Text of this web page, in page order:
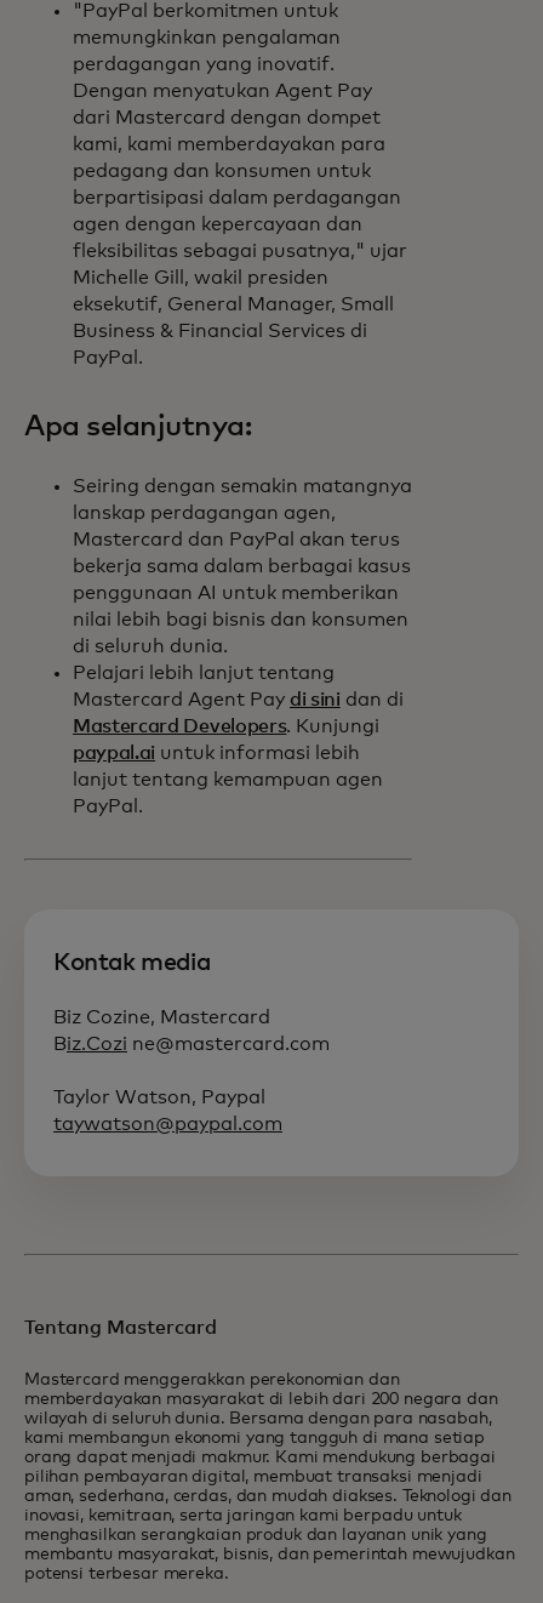
"PayPal berkomitmen untuk
memungkinkan pengalaman
perdagangan yang inovatif.
Dengan menyatukan Agent Pay
dari Mastercard dengan dompet
kami, kami memberdayakan para
pedagang dan konsumen untuk
berpartisipasi dalam perdagangan
agen dengan kepercayaan dan
fleksibilitas sebagai pusatnya," ujar
Michelle Gill, wakil presiden
eksekutif, General Manager, Small
Business & Financial Services di
PayPal.
Apa selanjutnya:
Seiring dengan semakin matangnya
lanskap perdagangan agen,
Mastercard dan PayPal akan terus
bekerja sama dalam berbagai kasus
penggunaan AI untuk memberikan
nilai lebih bagi bisnis dan konsumen
di seluruh dunia.
Pelajari lebih lanjut tentang
Mastercard Agent Pay di sini dan di
Mastercard Developers. Kunjungi
paypal.ai untuk informasi lebih
lanjut tentang kemampuan agen
PayPal.
Kontak media
Biz Cozine, Mastercard
Biz.Cozi ne@mastercard.com
Taylor Watson, Paypal
taywatson@paypal.com
Tentang Mastercard
Mastercard menggerakkan perekonomian dan
memberdayakan masyarakat di lebih dari 200 negara dan
wilayah di seluruh dunia. Bersama dengan para nasabah,
kami membangun ekonomi yang tangguh di mana setiap
orang dapat menjadi makmur. Kami mendukung berbagai
pilihan pembayaran digital, membuat transaksi menjadi
aman, sederhana, cerdas, dan mudah diakses. Teknologi dan
inovasi, kemitraan, serta jaringan kami berpadu untuk
menghasilkan serangkaian produk dan layanan unik yang
membantu masyarakat, bisnis, dan pemerintah mewujudkan
potensi terbesar mereka.